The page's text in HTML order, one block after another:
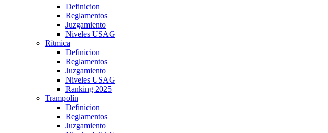
Definicion
Reglamentos
Juzgamiento
Niveles USAG
Rítmica
Definicion
Reglamentos
Juzgamiento
Niveles USAG
Ranking 2025
Trampolín
Definicion
Reglamentos
Juzgamiento